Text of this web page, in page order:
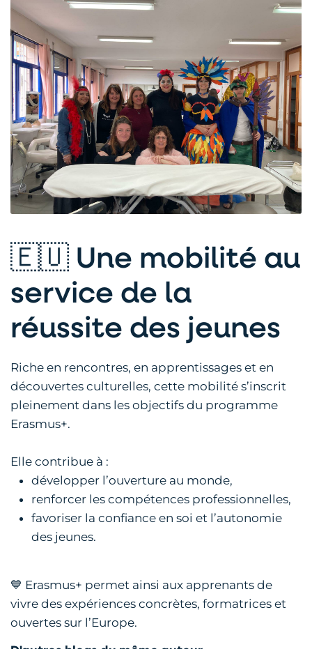
🇪🇺 Une mobilité au
service de la
réussite des jeunes
Riche en rencontres, en apprentissages et en
découvertes culturelles, cette mobilité s’inscrit
pleinement dans les objectifs du programme
Erasmus+.
Elle contribue à :
développer l’ouverture au monde,
renforcer les compétences professionnelles,
favoriser la confiance en soi et l’autonomie
des jeunes.
💙 Erasmus+ permet ainsi aux apprenants de
vivre des expériences concrètes, formatrices et
ouvertes sur l’Europe.